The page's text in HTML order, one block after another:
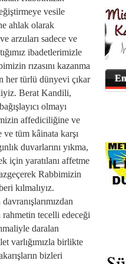
vesile
ahlak olarak
arzuları sadece ve
ibadetlerimizle
rızasını kazanma
her türlü dünyevi çıkar
Berat Kandili,
olmayı
affediciliğine ve
ve tüm kâinata karşı
duvarlarını yıkma,
için yaratılanı affetme
Rabbimizin
kılmalıyız.
tecelli edeceği
daralan
varlığımızla birlikte
bizleri